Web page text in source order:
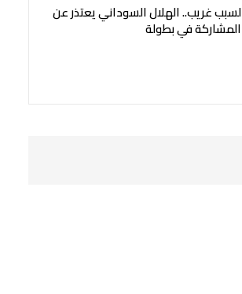
لسبب غريب.. الهلال السوداني يعتذر عن
المشاركة في بطولة